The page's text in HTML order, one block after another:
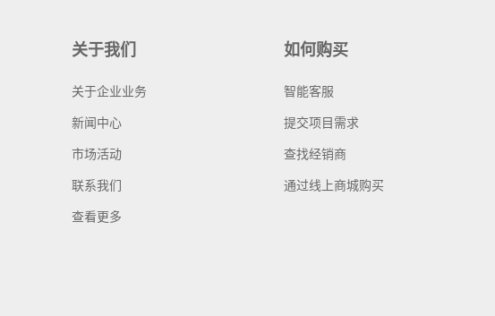
关于我们
关于企业业务
新闻中心
市场活动
联系我们
查看更多
如何购买
智能客服
提交项目需求
查找经销商
通过线上商城购买